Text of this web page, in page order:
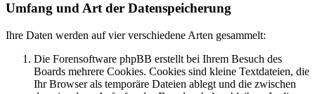
Umfang und Art der Datenspeicherung
Ihre Daten werden auf vier verschiedene Arten gesammelt:
Die Forensoftware phpBB erstellt bei Ihrem Besuch des
Boards mehrere Cookies. Cookies sind kleine Textdateien, die
Ihr Browser als temporäre Dateien ablegt und die zwischen